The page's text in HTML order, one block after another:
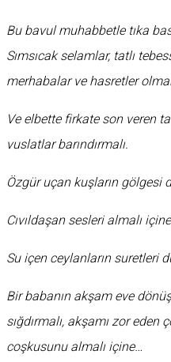
Bu bavul muhabbetle tıka
Sımsıcak selamlar, tatlı
merhabalar ve hasretler
Ve elbette firkate son veren
vuslatlar barındırmalı.
Özgür uçan kuşların gölgesi
Cıvıldaşan sesleri almalı
Su içen ceylanların suretleri
Bir babanın akşam eve
sığdırmalı, akşamı zor eden
coşkusunu almalı içine…